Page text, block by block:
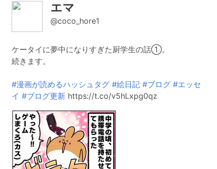
エマ
@coco_hore1
ケータイに夢中になりすぎた厨学生の話①。
続きます。
#漫画が読めるハッシュタグ #絵日記 #ブログ #エッセ
イ #ブログ更新 https://t.co/v5hLxpg0qz